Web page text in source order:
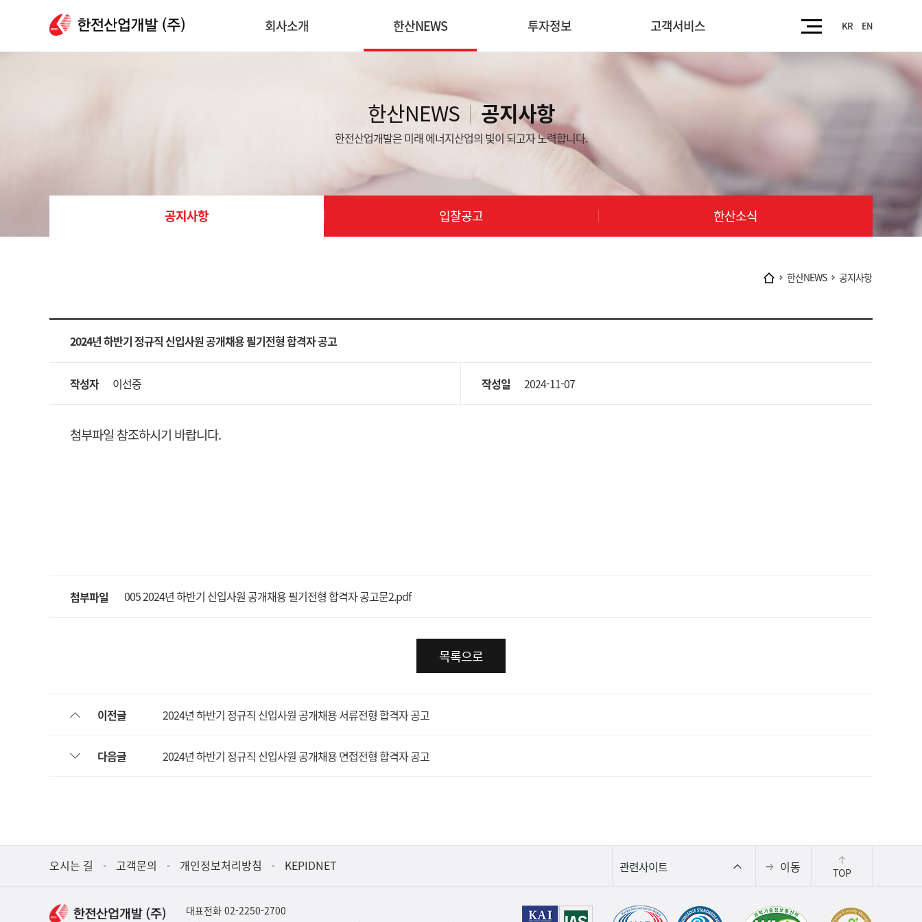
회사소개 한산NEWS
입찰공고
한산소식
투자정보
IR
고객서비스
고객문의
KR EN
한산NEWS 공지사항
한전산업개발은 미래 에너지산업의 빛이 되고자 노력합니다.
공지사항 입찰공고 한산소식
한산NEWS 공지사항
2024년 하반기 정규직 신입사원 공개채용 필기전형 합격자 공고
작성자 이선중 작성일 2024-11-07
첨부파일 참조하시기 바랍니다.
첨부파일 005 2024년 하반기 신입사원 공개채용 필기전형 합격자 공고문2.pdf
목록으로
이전글 2024년 하반기 정규직 신입사원 공개채용 서류전형 합격자 공고
다음글 2024년 하반기 정규직 신입사원 공개채용 면접전형 합격자 공고
오시는 길 고객문의 개인정보처리방침 KEPIDNET 이동 TOP
대표전화 02-2250-2700